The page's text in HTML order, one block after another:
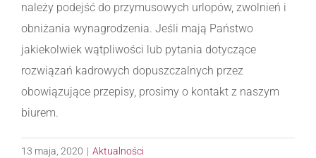
należy podejść do przymusowych urlopów, zwolnień i
obniżania wynagrodzenia. Jeśli mają Państwo
jakiekolwiek wątpliwości lub pytania dotyczące
rozwiązań kadrowych dopuszczalnych przez
obowiązujące przepisy, prosimy o kontakt z naszym
biurem.
13 maja, 2020 | Aktualności